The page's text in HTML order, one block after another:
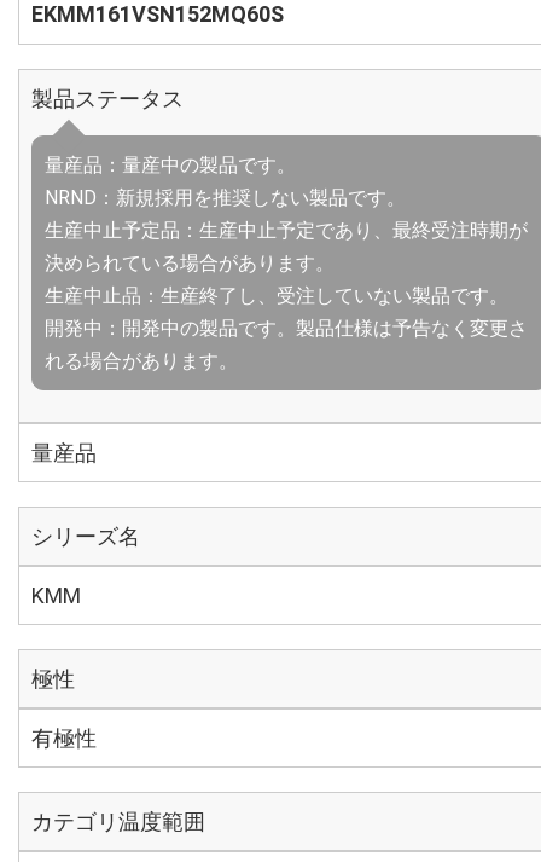
EKMM161VSN152MQ60S
製品ステータス
量産品：量産中の製品です。
NRND：新規採用を推奨しない製品です。
生産中止予定品：生産中止予定であり、最終受注時期が
決められている場合があります。
生産中止品：生産終了し、受注していない製品です。
開発中：開発中の製品です。製品仕様は予告なく変更さ
れる場合があります。
量産品
シリーズ名
KMM
極性
有極性
カテゴリ温度範囲